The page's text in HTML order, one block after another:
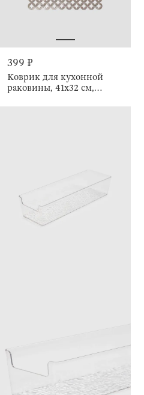
399 ₽
Коврик для кухонной
раковины, 41х32 см,